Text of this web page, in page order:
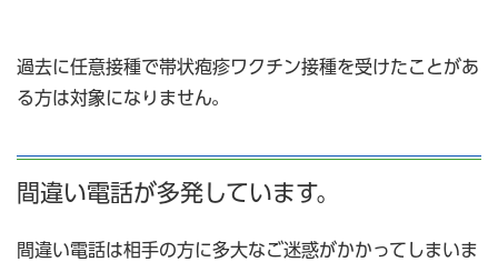
過去に任意接種で帯状疱疹ワクチン接種を受けたことがあ
る方は対象になりません。
間違い電話が多発しています。
間違い電話は相手の方に多大なご迷惑がかかってしまいま